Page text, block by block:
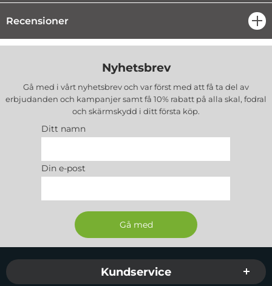
Recensioner
Nyhetsbrev
Gå med i vårt nyhetsbrev och var först med att få ta del av
erbjudanden och kampanjer samt få 10% rabatt på alla skal, fodral
och skärmskydd i ditt första köp.
Ditt namn
Din e-post
Sidfot Blandad info och länkar
Kundservice